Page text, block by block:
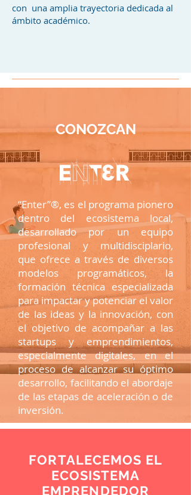
CONOZCAN
“Enter”®, es el programa pionero
dentro del ecosistema local,
desarrollado por un equipo
profesional y multidisciplario,
que ofrece a través de diversos
modelos programáticos, la
formación técnica especializada
para impactar y potenciar el valor
de las ideas y la innovación, con
el objetivo de acompañar a las
startups y emprendimientos,
especialmente digitales, en el
proceso de alcanzar su óptimo
desarrollo, facilitando el abordaje
de las etapas de aceleración o de
inversión.
FORTALECEMOS EL
ECOSISTEMA
EMPRENDEDOR
con una amplia trayectoria dedicada al
ámbito académico.